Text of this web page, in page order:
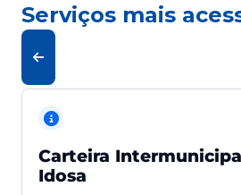
Serviços mais
Carteira
Idosa